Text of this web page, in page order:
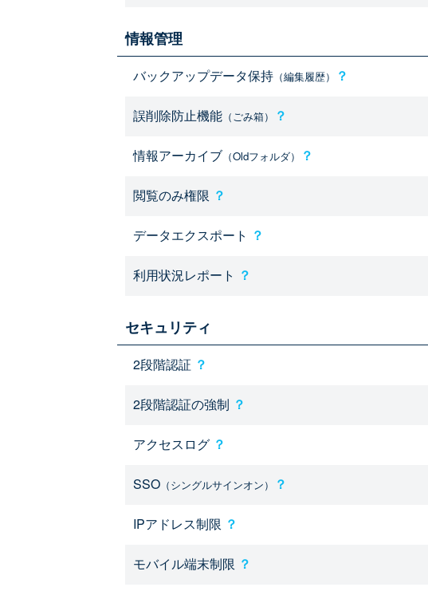
情報管理
バックアップデータ保持 （編集履歴） ？
誤削除防止機能 （ごみ箱） ？
情報アーカイブ （Oldフォルダ） ？
閲覧のみ権限 ？
データエクスポート ？
利用状況レポート ？
セキュリティ
2段階認証 ？
2段階認証の強制 ？
アクセスログ ？
SSO （シングルサインオン） ？
IPアドレス制限 ？
モバイル端末制限 ？